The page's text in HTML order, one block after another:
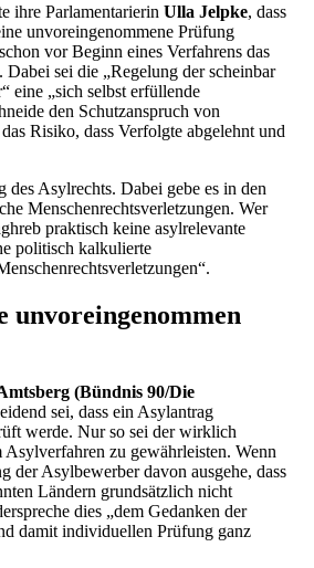
ihre Parlamentarierin Ulla Jelpke, dass
unvoreingenommene Prüfung
vor Beginn eines Verfahrens das
sei die „Regelung der scheinbar
eine „sich selbst erfüllende
den Schutzanspruch von
Risiko, dass Verfolgte abgelehnt und
des Asylrechts. Dabei gebe es in den
Menschenrechtsverletzungen. Wer
praktisch keine asylrelevante
politisch kalkulierte
unvoreingenommen
(Bündnis 90/Die
sei, dass ein Asylantrag
werde. Nur so sei der wirklich
zu gewährleisten. Wenn
der Asylbewerber davon ausgehe, dass
Ländern grundsätzlich nicht
dies „dem Gedanken der
damit individuellen Prüfung ganz